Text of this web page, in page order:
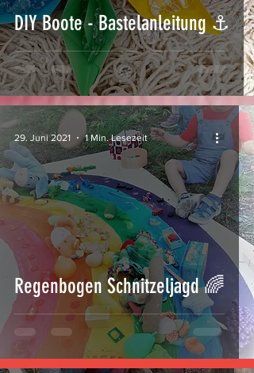
DIY Boote - Bastelanleitung ⚓
Regenbogen Schnitzeljagd 🌈
29. Juni 2021 1 Min. Lesezeit